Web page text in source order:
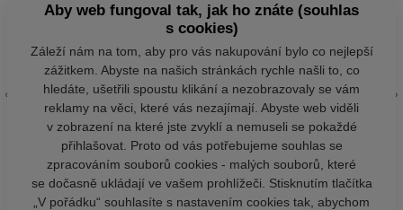
Aby web fungoval tak, jak ho znáte (souhlas
s cookies)
Záleží nám na tom, aby pro vás nakupování bylo co nejlepší
zážitkem. Abyste na našich stránkách rychle našli to, co
hledáte, ušetřili spoustu klikání a nezobrazovaly se vám
reklamy na věci, které vás nezajímají. Abyste web viděli
v zobrazení na které jste zvyklí a nemuseli se pokaždé
přihlašovat. Proto od vás potřebujeme souhlas se
zpracováním souborů cookies - malých souborů, které
se dočasně ukládají ve vašem prohlížeči. Stisknutím tlačítka
„V pořádku“ souhlasíte s nastavením cookies tak, abychom